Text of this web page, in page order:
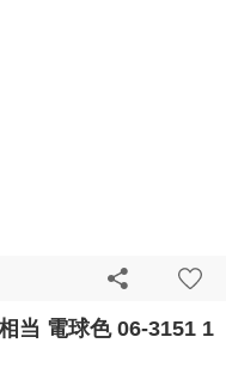
当 電球色 06-3151 1